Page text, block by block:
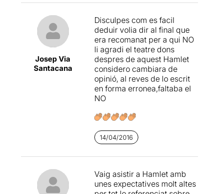
futures representacions
d’aquest clàssic, ja que
deixen tot dos el llistó molt
alt. Rosa Renom és una
actriu amb una gran
trajectòria teatral, i de nou
ho torna a demostrar en el
seu paper de Gertrudis, la
mare de Hamlet, una dona
on la seva satisfacció està
per damunt de tot, i que
representa la infidelitat.
Genials interpretacions
d’en Pau Vinyals i en Marc
Rius, que donen vida a
deslleialtat i suposadament
els amics del príncep
Hamlet. I també interpreten
Josep Via
Santacana
Disculpes com es facil
deduir volia dir al final que
era recomanat per a qui NO
li agradi el teatre dons
despres de aquest Hamlet
considero cambiara de
opinió, al reves de lo escrit
en forma erronea,faltaba el
NO
14/04/2016
Vaig asistir a Hamlet amb
unes expectatives molt altes